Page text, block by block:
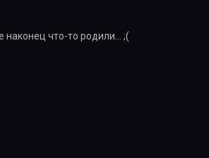
что-то родили... ;(